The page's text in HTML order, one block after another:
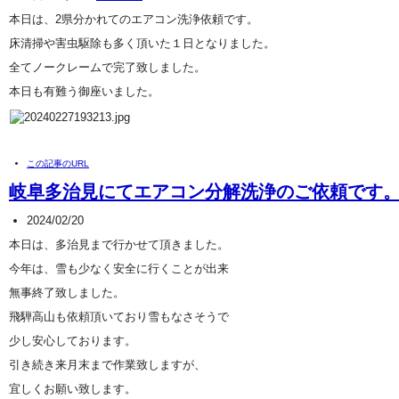
本日は、2県分かれてのエアコン洗浄依頼です。
床清掃や害虫駆除も多く頂いた１日となりました。
全てノークレームで完了致しました。
本日も有難う御座いました。
この記事のURL
岐阜多治見にてエアコン分解洗浄のご依頼です
2024/02/20
本日は、多治見まで行かせて頂きました。
今年は、雪も少なく安全に行くことが出来
無事終了致しました。
飛騨高山も依頼頂いており雪もなさそうで
少し安心しております。
引き続き来月末まで作業致しますが、
宜しくお願い致します。